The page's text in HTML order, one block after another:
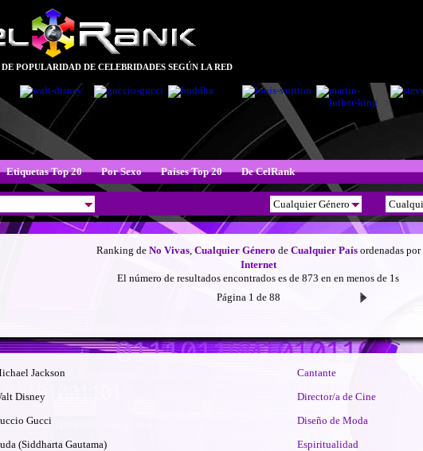
POPULARIDAD DE CELEBRIDADES SEGÚN LA RED
Etiquetas Top 20 Por Sexo Países Top 20 De CelRank
Ranking de No Vivas, Cualquier Género de Cualquier Paísordenadas por
Internet
El número de resultados encontrados es de 873 en en menos de 1s
Página 1 de 88
Jackson Cantante
Disney Director/a de Cine
Gucci Diseño de Moda
(Siddharta Gautama) Espiritualidad